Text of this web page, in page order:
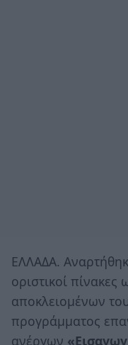
ΕΛΛΑΔΑ.
οριστικοί
αποκλειομένων
προγράμματος
ανέργων